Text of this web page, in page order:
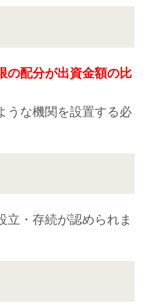
の配分が出資金額の比
うな機関を設置する必
立・存続が認められま